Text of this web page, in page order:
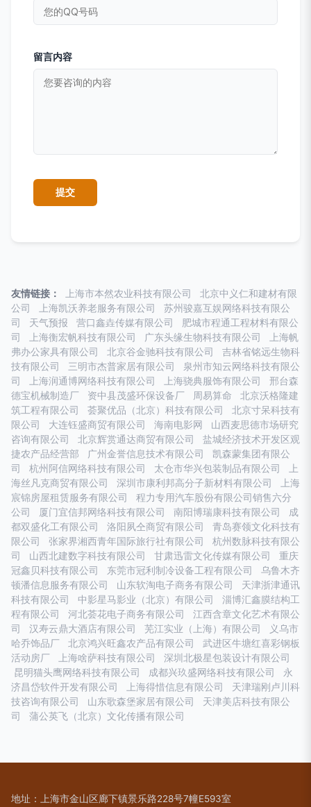
留言内容
友情链接： 上海市本然农业科技有限公司
北京中义仁和建材有限
公司
上海凯沃养老服务有限公司
苏州骏嘉互娱网络科技有限公
司
天气预报 营口鑫垚传媒有限公司
肥城市程通工程材料有限公
司
上海衡宏帆科技有限公司 广东头缘生物科技有限公司
上海帆
弗办公家具有限公司
北京谷金驰科技有限公司
吉林省铭远生物科
技有限公司
三明市杰普家居有限公司
泉州市知云网络科技有限公
司
上海润通博网络科技有限公司 上海骁典服饰有限公司
邢台森
德宝机械制造厂
资中县茂盛环保设备厂 周易算命
北京沃格隆建
筑工程有限公司
荟聚优品（北京）科技有限公司
北京寸呆科技有
限公司
大连钰盛商贸有限公司 海南电影网
山西麦思德市场研究
咨询有限公司
北京辉赏通达商贸有限公司
盐城经济技术开发区观
捷农产品经营部
广州金誉信息技术有限公司
凯森蒙集团有限公
司
杭州阿信网络科技有限公司 太仓市华兴包装制品有限公司
上
海丝凡克商贸有限公司
深圳市康利邦高分子新材料有限公司
上海
宸锦房屋租赁服务有限公司
程力专用汽车股份有限公司销售六分
公司
厦门宜信邦网络科技有限公司 南阳博瑞康科技有限公司
成
都双盛化工有限公司
洛阳夙仝商贸有限公司
青岛赛领文化科技有
限公司
张家界湘西青年国际旅行社有限公司
杭州数脉科技有限公
司
山西北建数字科技有限公司 甘肃迅雷文化传媒有限公司
重庆
冠鑫贝科技有限公司
东莞市冠利制冷设备工程有限公司
乌鲁木齐
顿潘信息服务有限公司
山东软淘电子商务有限公司
天津浙津通讯
科技有限公司
中影星马影业（北京）有限公司
淄博汇鑫膜结构工
程有限公司
河北荟花电子商务有限公司
江西含章文化艺术有限公
司
汉寿云鼎大酒店有限公司 芜江实业（上海）有限公司
义乌市
哈乔饰品厂
北京鸿兴旺鑫农产品有限公司
武进区牛塘红喜彩钢板
活动房厂
上海啥萨科技有限公司
深圳北极星包装设计有限公司
昆明猫头鹰网络科技有限公司
成都兴玖盛网络科技有限公司
永
济昌岱软件开发有限公司
上海得惜信息有限公司
天津瑞刚卢川科
技咨询有限公司
山东歌森堡家居有限公司
天津美店科技有限公
司
蒲公英飞（北京）文化传播有限公司
地址：上海市金山区廊下镇景乐路228号7幢E593室